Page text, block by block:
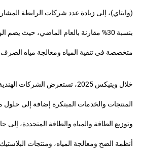
(وابتاي)، إلى زيادة عدد شركات الرابطة
متخصصة في تنقية المياه ومعالجة مياه الصرف
خلال ويتيكس 2025، تستعرض
المنتجات والخدمات المبتكرة إضافة إلى حلول
وتوزيع الطاقة والمياه والطاقة المتجددة،
أنظمة الضخ ومعالجة المياه، ومنتجات